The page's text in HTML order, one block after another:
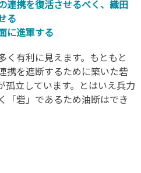
連携を復活させるべく、織田
る
に進軍する
く有利に見えます。もともと
携を遮断するために築いた砦
孤立しています。とはいえ兵力
「砦」であるため油断はでき